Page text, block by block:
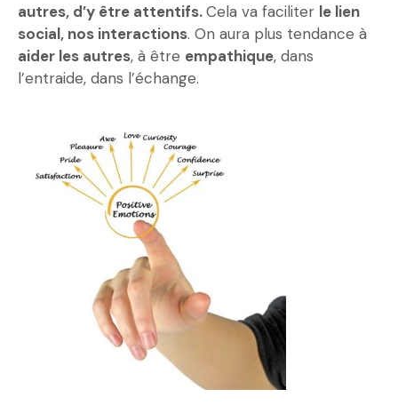
autres, d’y être attentifs.Cela va faciliter le lien
social, nos interactions. On aura plus tendance à
aider les autres, à être empathique, dans
l’entraide, dans l’échange.